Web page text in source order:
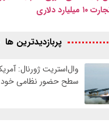
دلاری
پربازدیدترین ها
وال‌استریت ژورنال:
سطح حضور نظامی